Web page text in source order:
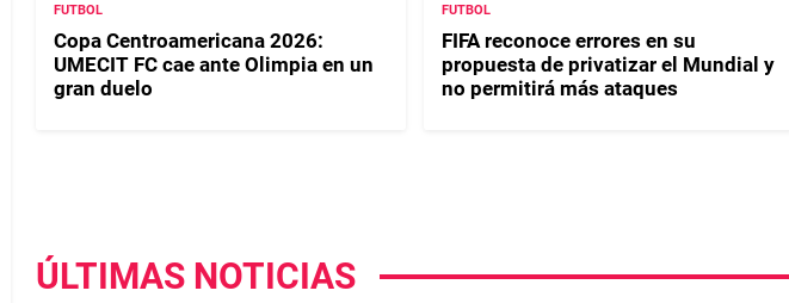
FUTBOL
Copa Centroamericana 2026:
UMECIT FC cae ante Olimpia en un
gran duelo
FUTBOL
FIFA reconoce errores en su
propuesta de privatizar el Mundial y
no permitirá más ataques
ÚLTIMAS NOTICIAS